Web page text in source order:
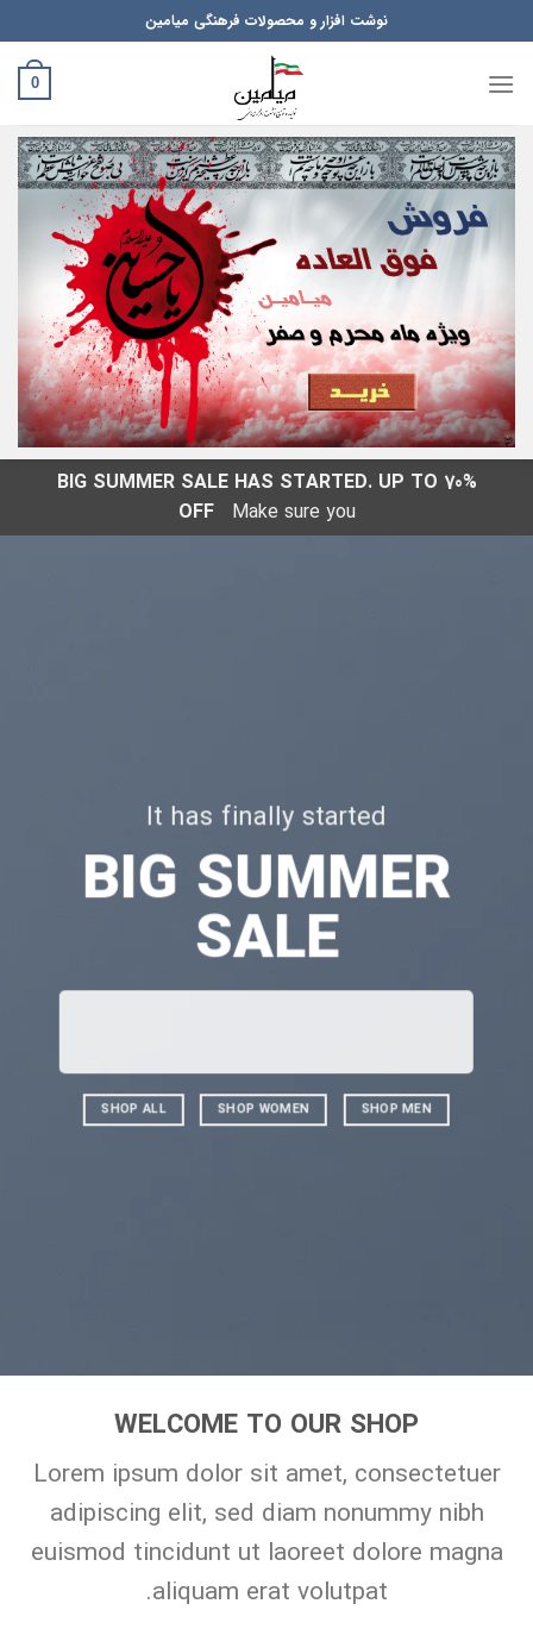
to
content
نوشت افزار و محصولات فرهنگی میامین
0
BIG SUMMER SALE HAS STARTED. UP TO 70%
OFF Make sure you
It has finally started
BIG SUMMER
SALE
SHOP MEN
SHOP WOMEN
SHOP ALL
WELCOME TO OUR SHOP
Lorem ipsum dolor sit amet, consectetuer
adipiscing elit, sed diam nonummy nibh
euismod tincidunt ut laoreet dolore magna
aliquam erat volutpat.